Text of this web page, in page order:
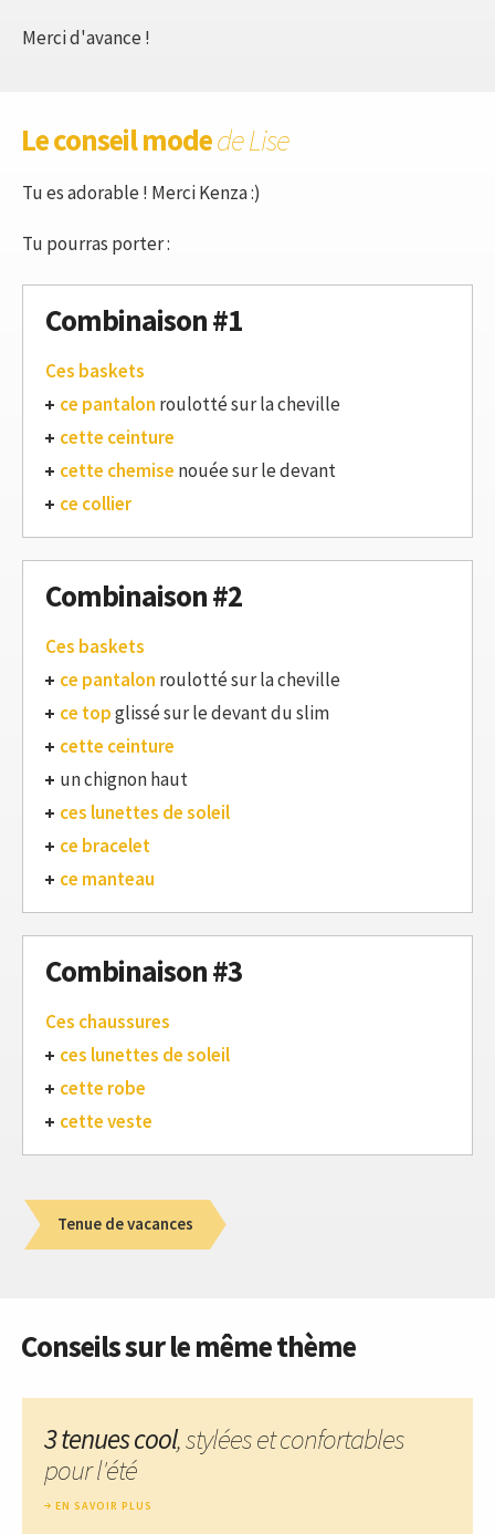
Merci d'avance !
Le conseil modede Lise
Tu es adorable ! Merci Kenza :)
Tu pourras porter :
Combinaison #1
Ces baskets
ce pantalon roulotté sur la cheville
cette ceinture
cette chemise nouée sur le devant
ce collier
Combinaison #2
Ces baskets
ce pantalon roulotté sur la cheville
ce topglissé sur le devant du slim
cette ceinture
un chignon haut
ces lunettes de soleil
ce bracelet
ce manteau
Combinaison #3
Ces chaussures
ces lunettes de soleil
cette robe
cette veste
Tenue de vacances
Conseils sur le même thème
3 tenues cool, stylées et confortables
pour l'été
EN SAVOIR PLUS